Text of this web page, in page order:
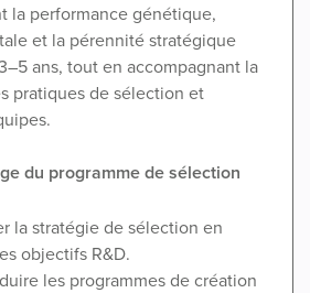
la performance génétique,
et la pérennité stratégique
ans, tout en accompagnant la
pratiques de sélection et
du programme de sélection
la stratégie de sélection en
objectifs R&D.
les programmes de création